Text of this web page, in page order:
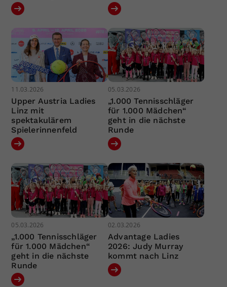
11.03.2026
Upper Austria Ladies
Linz mit
spektakulärem
Spielerinnenfeld
05.03.2026
„1.000 Tennisschläger
für 1.000 Mädchen“
geht in die nächste
Runde
05.03.2026
„1.000 Tennisschläger
für 1.000 Mädchen“
geht in die nächste
Runde
02.03.2026
Advantage Ladies
2026: Judy Murray
kommt nach Linz